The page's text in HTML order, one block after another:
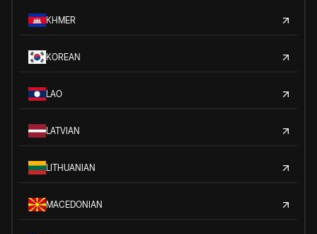
KHMER
KOREAN
LAO
LATVIAN
LITHUANIAN
MACEDONIAN